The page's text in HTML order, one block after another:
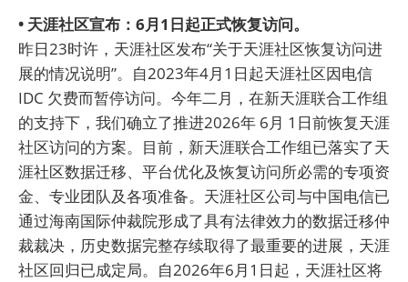
• 天涯社区宣布：6月1日起正式恢复访问。
昨日23时许，天涯社区发布“关于天涯社区恢复访问进
展的情况说明”。自2023年4月1日起天涯社区因电信
IDC 欠费而暂停访问。今年二月，在新天涯联合工作组
的支持下，我们确立了推进2026年 6月 1日前恢复天涯
社区访问的方案。目前，新天涯联合工作组已落实了天
涯社区数据迁移、平台优化及恢复访问所必需的专项资
金、专业团队及各项准备。天涯社区公司与中国电信已
通过海南国际仲裁院形成了具有法律效力的数据迁移仲
裁裁决，历史数据完整存续取得了最重要的进展，天涯
社区回归已成定局。自2026年6月1日起，天涯社区将